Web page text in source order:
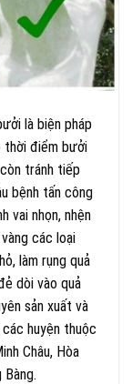
là biện pháp
thời điểm bưởi
tránh tiếp
bệnh tấn công
vai nhọn, nhện
các loại
làm rụng quả
dòi vào quả
sản xuất và
huyện thuộc
Châu, Hòa
Bàng.